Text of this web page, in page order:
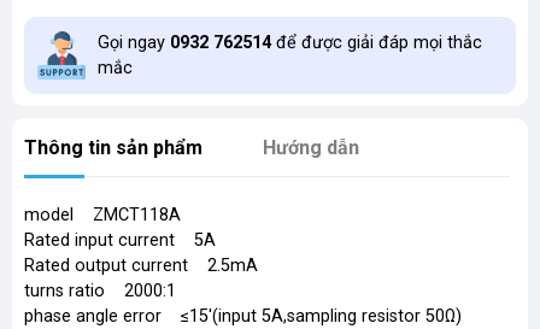
Gọi ngay 0932 762514để được giải đáp mọi thắc
mắc
Thông tin sản phẩm Hướng dẫn
model ZMCT118A
Rated input current 5A
Rated output current 2.5mA
turns ratio 2000:1
phase angle error ≤15'(input 5A,sampling resistor 50Ω)